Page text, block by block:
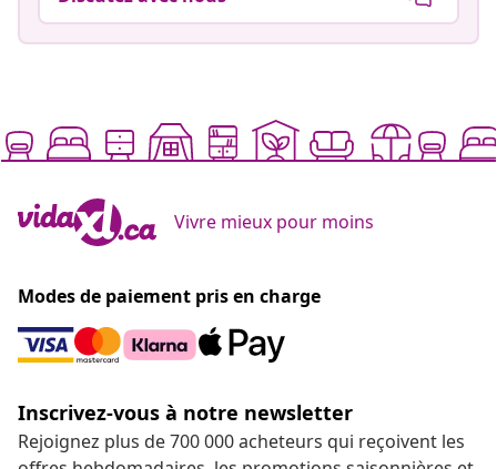
Vivre mieux pour moins
Modes de paiement pris en charge
Inscrivez-vous à notre newsletter
Rejoignez plus de 700 000 acheteurs qui reçoivent les